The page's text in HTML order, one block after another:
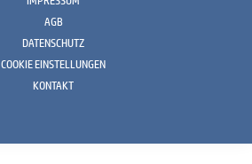
AGB
DATENSCHUTZ
COOKIE EINSTELLUNGEN
KONTAKT